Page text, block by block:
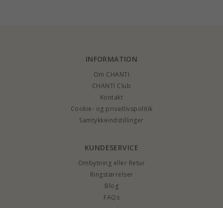
INFORMATION
Om CHANTI
CHANTI Club
Kontakt
Cookie- og privatlivspolitik
Samtykkeindstillinger
KUNDESERVICE
Ombytning eller Retur
Ringstørrelser
Blog
FAQs